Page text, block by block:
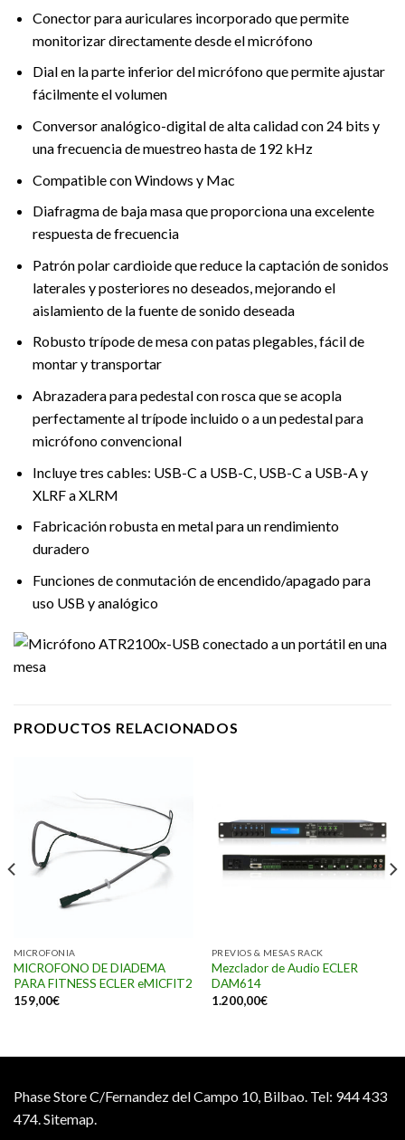
Conector para auriculares incorporado que permite
monitorizar directamente desde el micrófono
Dial en la parte inferior del micrófono que permite ajustar
fácilmente el volumen
Conversor analógico-digital de alta calidad con 24 bits y
una frecuencia de muestreo hasta de 192 kHz
Compatible con Windows y Mac
Diafragma de baja masa que proporciona una excelente
respuesta de frecuencia
Patrón polar cardioide que reduce la captación de sonidos
laterales y posteriores no deseados, mejorando el
aislamiento de la fuente de sonido deseada
Robusto trípode de mesa con patas plegables, fácil de
montar y transportar
Abrazadera para pedestal con rosca que se acopla
perfectamente al trípode incluido o a un pedestal para
micrófono convencional
Incluye tres cables: USB-C a USB-C, USB-C a USB-A y
XLRF a XLRM
Fabricación robusta en metal para un rendimiento
duradero
Funciones de conmutación de encendido/apagado para
uso USB y analógico
PRODUCTOS RELACIONADOS
MICROFONIA
MICROFONO DE DIADEMA
PARA FITNESS ECLER eMICFIT2
159,00€
PREVIOS & MESAS RACK
Mezclador de Audio ECLER
DAM614
1.200,00€
Phase Store C/Fernandez del Campo 10, Bilbao. Tel: 944 433
474.Sitemap.